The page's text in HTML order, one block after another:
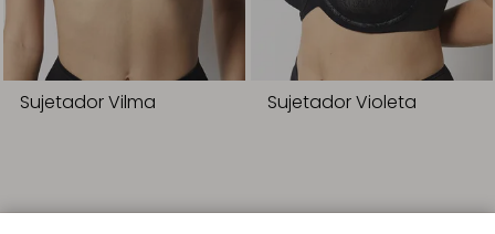
Sujetador Vilma Sujetador Violeta